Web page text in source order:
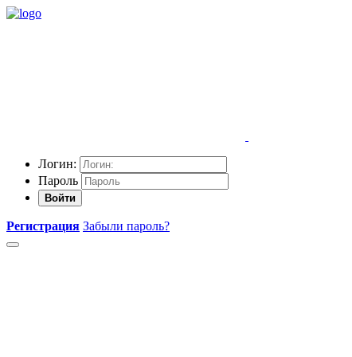
Логин:
Пароль
Войти
Регистрация Забыли пароль?